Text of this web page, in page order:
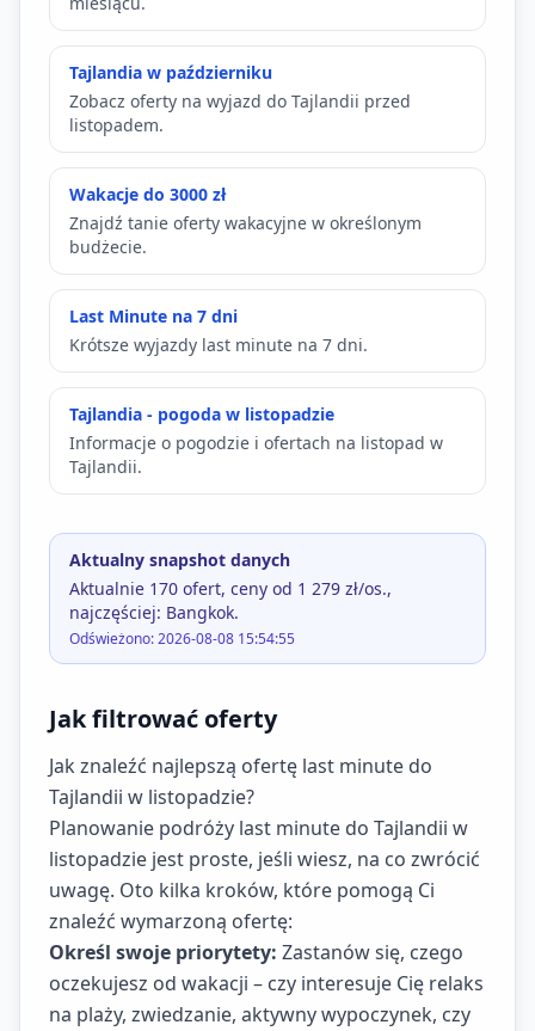
Tajlandia w październiku
Zobacz oferty na wyjazd do Tajlandii przed
listopadem.
Wakacje do 3000 zł
Znajdź tanie oferty wakacyjne w określonym
budżecie.
Last Minute na 7 dni
Krótsze wyjazdy last minute na 7 dni.
Tajlandia - pogoda w listopadzie
Informacje o pogodzie i ofertach na listopad w
Tajlandii.
Aktualny snapshot danych
Aktualnie 170 ofert, ceny od 1 279 zł/os.,
najczęściej: Bangkok.
Odświeżono: 2026-08-08 15:54:55
Jak filtrować oferty
Jak znaleźć najlepszą ofertę last minute do
Tajlandii w listopadzie?
Planowanie podróży last minute do Tajlandii w
listopadzie jest proste, jeśli wiesz, na co zwrócić
uwagę. Oto kilka kroków, które pomogą Ci
znaleźć wymarzoną ofertę:
Określ swoje priorytety: Zastanów się, czego
oczekujesz od wakacji – czy interesuje Cię relaks
na plaży, zwiedzanie, aktywny wypoczynek, czy